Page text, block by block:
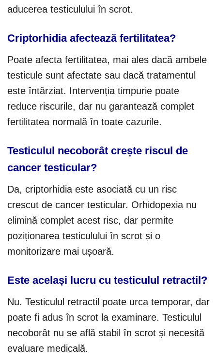
aducerea testiculului în scrot.
Criptorhidia afectează fertilitatea?
Poate afecta fertilitatea, mai ales dacă ambele
testicule sunt afectate sau dacă tratamentul
este întârziat. Intervenția timpurie poate
reduce riscurile, dar nu garantează complet
fertilitatea normală în toate cazurile.
Testiculul necoborât crește riscul de
cancer testicular?
Da, criptorhidia este asociată cu un risc
crescut de cancer testicular. Orhidopexia nu
elimină complet acest risc, dar permite
poziționarea testiculului în scrot și o
monitorizare mai ușoară.
Este același lucru cu testiculul retractil?
Nu. Testiculul retractil poate urca temporar, dar
poate fi adus în scrot la examinare. Testiculul
necoborât nu se află stabil în scrot și necesită
evaluare medicală.